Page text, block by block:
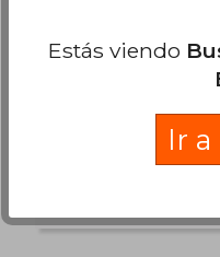
Estás viendo
Ir